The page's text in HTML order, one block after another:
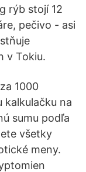
rýb stojí 12
pečivo - asi
v Tokiu.
1000
kalkulačku na
sumu podľa
všetky
meny.